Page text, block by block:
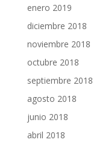
enero 2019
diciembre 2018
noviembre 2018
octubre 2018
septiembre 2018
agosto 2018
junio 2018
abril 2018